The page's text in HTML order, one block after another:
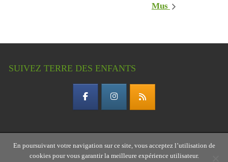
Mus
SUIVEZ TERRE DES ENFANTS
Copyright © 2026 Terre des enfants – association
En poursuivant votre navigation sur ce site, vous acceptez l’utilisation de
cookies pour vous garantir la meilleure expérience utilisateur.